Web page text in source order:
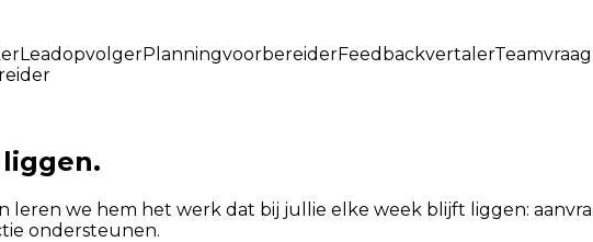
LeadopvolgerPlanningvoorbereiderFeedbackvertaler
leren we hem het werk dat bij jullie elke week blijft liggen:
ondersteunen.